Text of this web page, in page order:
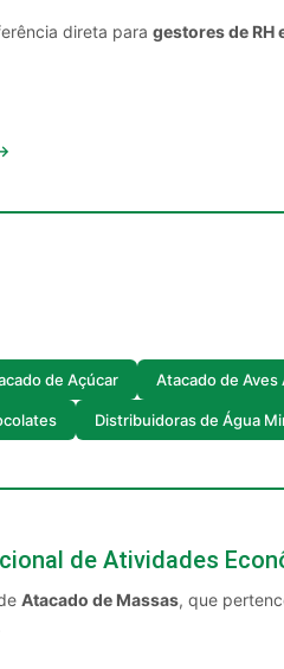
direta para gestores de RH
de Açúcar Atacado de Aves
Distribuidoras de Água
de Atividades
Atacado de Massas, que